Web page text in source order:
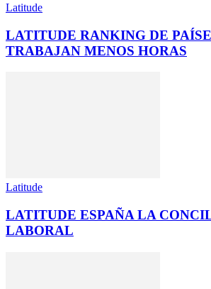
Latitude
LATITUDE RANKING DE
TRABAJAN MENOS HORAS
Latitude
LATITUDE ESPAÑA LA
LABORAL